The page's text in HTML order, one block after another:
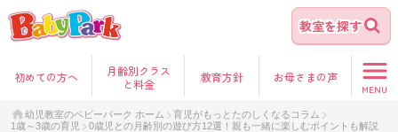
教室を探す
初めての方へ
月齢別クラス
と料金
教育方針 お母さまの声
MENU
幼児教室のベビーパーク ホーム
育児がもっとたのしくなるコラム
1歳～3歳の育児
0歳児との月齢別の遊び方12選！親も一緒に楽しむポイントも解説